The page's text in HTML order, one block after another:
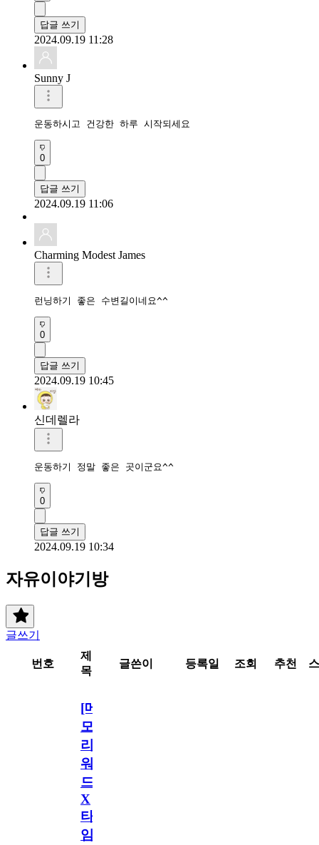
답글 쓰기
2024.09.19 11:28
Sunny J
운동하시고 건강한 하루 시작되세요
0
답글 쓰기
2024.09.19 11:06
Charming Modest James
런닝하기 좋은 수변길이네요^^
0
답글 쓰기
2024.09.19 10:45
신데렐라
운동하기 정말 좋은 곳이군요^^
0
답글 쓰기
2024.09.19 10:34
자유이야기방
글쓰기
번호
제
목
글쓴이 등록일 조회 추천
[메
모
리
워
드
X
타
임